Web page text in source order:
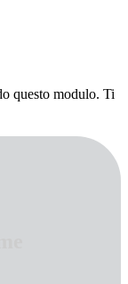
questo modulo. Ti